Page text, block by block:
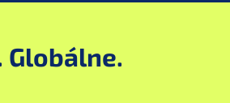
Globálne.